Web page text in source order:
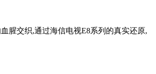
腥交织,通过海信电视E8系列的真实还原,